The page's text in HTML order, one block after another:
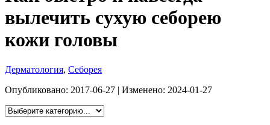
вылечить сухую себорею
кожи головы
Дерматология, Себорея
Опубликовано: 2017-06-27 | Изменено: 2024-01-27